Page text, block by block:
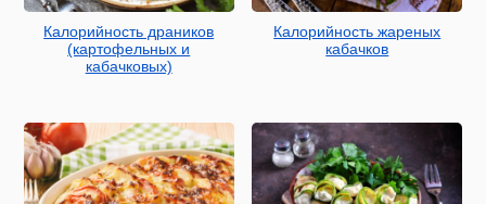
Калорийность драников
(картофельных и
кабачковых)
Калорийность жареных
кабачков